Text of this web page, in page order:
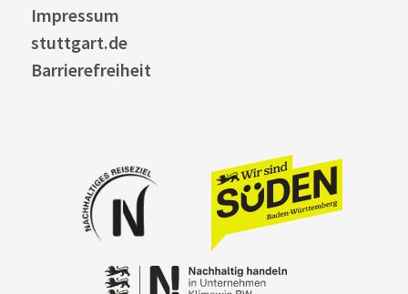
Impressum
stuttgart.de
Barrierefreiheit